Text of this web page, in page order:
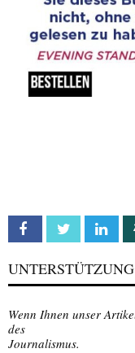
Facebook Twitter
UNTERSTÜTZUNG
Wenn Ihnen unser
des
Journalismus.